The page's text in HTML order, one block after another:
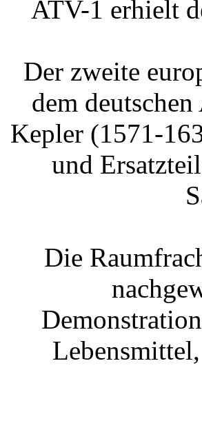
ATV-1 erhielt
Der zweite
dem
Kepler (1571-
und
Die